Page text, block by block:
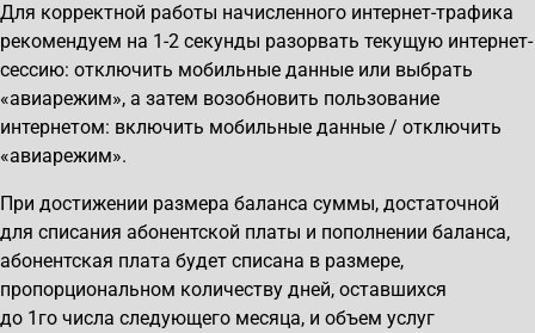
Для корректной работы начисленного интернет-трафика
рекомендуем на 1-2 секунды разорвать текущую интернет-
сессию: отключить мобильные данные или выбрать
«авиарежим», а затем возобновить пользование
интернетом: включить мобильные данные / отключить
«авиарежим».
При достижении размера баланса суммы, достаточной
для списания абонентской платы и пополнении баланса,
абонентская плата будет списана в размере,
пропорциональном количеству дней, оставшихся
до 1го числа следующего месяца, и объем услуг